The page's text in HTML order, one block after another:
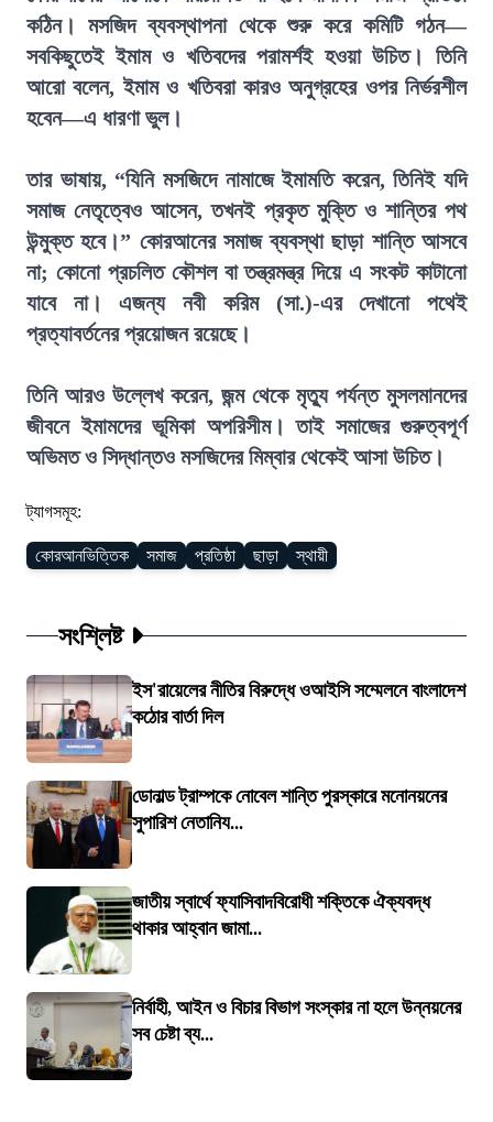
কঠিন। মসজিদ ব্যবস্থাপনা থেকে শুরু করে কমিটি গঠন—
সবকিছুতেই ইমাম ও খতিবদের পরামর্শই হওয়া উচিত। তিনি
আরো বলেন, ইমাম ও খতিবরা কারও অনুগ্রহের ওপর নির্ভরশীল
হবেন—এ ধারণা ভুল।
তার ভাষায়, “যিনি মসজিদে নামাজে ইমামতি করেন, তিনিই যদি
সমাজ নেতৃত্বেও আসেন, তখনই প্রকৃত মুক্তি ও শান্তির পথ
উন্মুক্ত হবে।” কোরআনের সমাজ ব্যবস্থা ছাড়া শান্তি আসবে
না; কোনো প্রচলিত কৌশল বা তন্ত্রমন্ত্র দিয়ে এ সংকট কাটানো
যাবে না। এজন্য নবী করিম (সা.)-এর দেখানো পথেই
প্রত্যাবর্তনের প্রয়োজন রয়েছে।
তিনি আরও উল্লেখ করেন, জন্ম থেকে মৃত্যু পর্যন্ত মুসলমানদের
জীবনে ইমামদের ভূমিকা অপরিসীম। তাই সমাজের গুরুত্বপূর্ণ
অভিমত ও সিদ্ধান্তও মসজিদের মিম্বার থেকেই আসা উচিত।
ট্যাগসমূহ:
কোরআনভিত্তিক সমাজ প্রতিষ্ঠা ছাড়া স্থায়ী
সংশ্লিষ্ট
ইস'রায়েলের নীতির বিরুদ্ধে ওআইসি সম্মেলনে বাংলাদেশ
কঠোর বার্তা দিল
ডোনাল্ড ট্রাম্পকে নোবেল শান্তি পুরস্কারে মনোনয়নের
সুপারিশ নেতানিয...
জাতীয় স্বার্থে ফ্যাসিবাদবিরোধী শক্তিকে ঐক্যবদ্ধ
থাকার আহ্বান জামা...
নির্বাহী, আইন ও বিচার বিভাগ সংস্কার না হলে উন্নয়নের
সব চেষ্টা ব্য...